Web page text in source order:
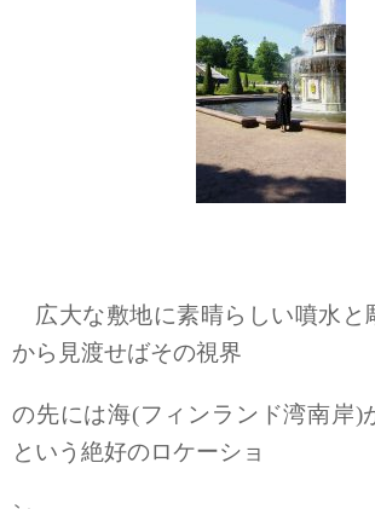
広大な敷地に素晴らしい噴水と
から見渡せばその視界
の先には海(フィンランド湾南岸)
という絶好のロケーショ